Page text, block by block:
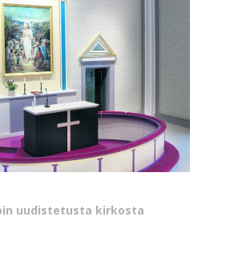
uudistetusta kirkosta